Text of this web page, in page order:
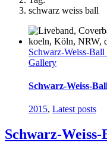
schwarz weiss ball
Schwarz-Weiss-
Gallery
Schwarz-Weiss-
2015, Latest posts
Schwarz-